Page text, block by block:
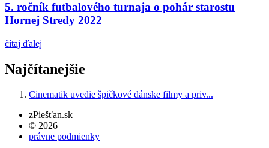
5. ročník futbalového turnaja o pohár starostu
Hornej Stredy 2022
čítaj ďalej
Najčítanejšie
Cinematik uvedie špičkové dánske filmy a priv...
zPiešťan.sk
© 2026
právne podmienky